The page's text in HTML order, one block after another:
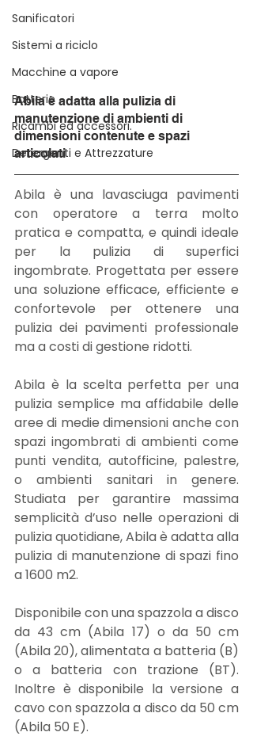
Sanificatori
Sistemi a riciclo
Macchine a vapore
Batterie
Ricambi ed accessori.
Detergenti e Attrezzature
Abila è adatta alla pulizia di
manutenzione di ambienti di
dimensioni contenute e spazi
articolati
Abila è una lavasciuga pavimenti
con operatore a terra molto
pratica e compatta, e quindi ideale
per la pulizia di superfici
ingombrate. Progettata per essere
una soluzione efficace, efficiente e
confortevole per ottenere una
pulizia dei pavimenti professionale
ma a costi di gestione ridotti.
Abila è la scelta perfetta per una
pulizia semplice ma affidabile delle
aree di medie dimensioni anche con
spazi ingombrati di ambienti come
punti vendita, autofficine, palestre,
o ambienti sanitari in genere.
Studiata per garantire massima
semplicità d’uso nelle operazioni di
pulizia quotidiane, Abila è adatta alla
pulizia di manutenzione di spazi fino
a 1600 m2.
Disponibile con una spazzola a disco
da 43 cm (Abila 17) o da 50 cm
(Abila 20), alimentata a batteria (B)
o a batteria con trazione (BT).
Inoltre è disponibile la versione a
cavo con spazzola a disco da 50 cm
(Abila 50 E).